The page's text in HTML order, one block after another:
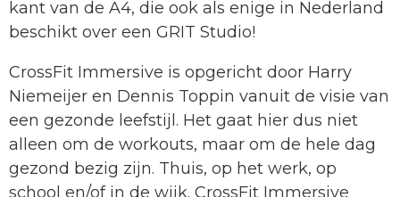
kant van de A4, die ook als enige in Nederland
beschikt over een GRIT Studio!
CrossFit Immersive is opgericht door Harry
Niemeijer en Dennis Toppin vanuit de visie van
een gezonde leefstijl. Het gaat hier dus niet
alleen om de workouts, maar om de hele dag
gezond bezig zijn. Thuis, op het werk, op
school en/of in de wijk. CrossFit Immersive